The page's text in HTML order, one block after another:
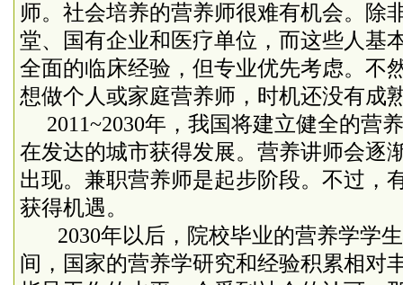
师。社会培养的营养师很难有机会。除
堂、国有企业和医疗单位，而这些人基
全面的临床经验，但专业优先考虑。不
想做个人或家庭营养师，时机还没有成
2011~2030年，我国将建立健全的营
在发达的城市获得发展。营养讲师会逐
出现。兼职营养师是起步阶段。不过，
获得机遇。
2030年以后，院校毕业的营养学学
间，国家的营养学研究和经验积累相对